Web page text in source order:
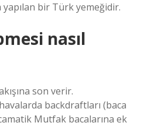
yapılan bir Türk yemeğidir.
nasıl
son verir.
backdraftları (baca
Mutfak bacalarına ek